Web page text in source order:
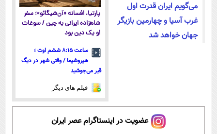
می‌گویم ایران قدرت اول
غرب آسیا و چهارمین بازیگر
جهان خواهد شد
پارتیا، افسانه «آن‌شیگائو»؛ سفر
شاهزاده ایرانی به چین / سوغات
او یک دین بود
ساعت ۸:۱۵ ششم اوت ؛
هیروشیما / وقتی شهر در دیگ
قیر می‌جوشید
فیلم های دیگر
عضویت در اینستاگرام عصر ایران